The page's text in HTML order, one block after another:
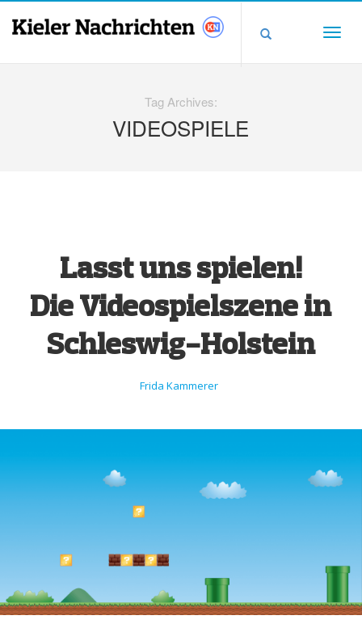
Tag Archives:
VIDEOSPIELE
Lasst uns spielen!
Die Videospielszene in
Schleswig-Holstein
Frida Kammerer